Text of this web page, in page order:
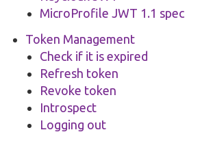
MicroProfile JWT 1.1 spec
Token Management
Check if it is expired
Refresh token
Revoke token
Introspect
Logging out